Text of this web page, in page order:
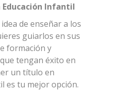
Infantil
de enseñar a los
guiarlos en sus
formación y
tengan éxito en
un título en
es tu mejor opción.